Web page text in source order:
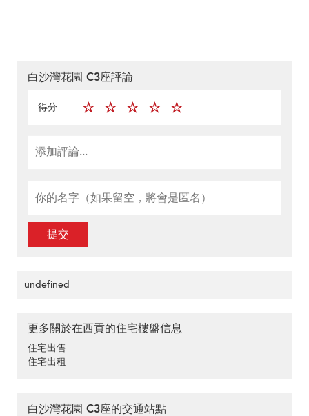
白沙灣花園 C3座評論
得分
提交
undefined
更多關於在西貢的住宅樓盤信息
住宅出售
住宅出租
白沙灣花園 C3座的交通站點